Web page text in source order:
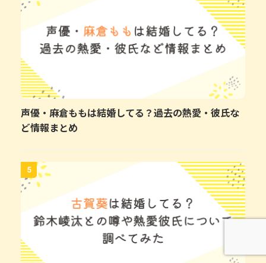
声優・麻倉ももは結婚してる？過去の熱愛・彼氏な
ど情報まとめ
5